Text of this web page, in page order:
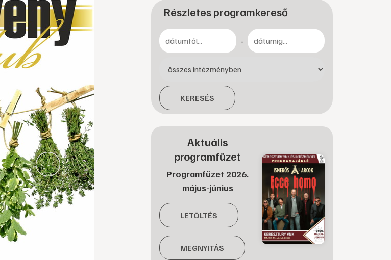
Részletes programkereső
-
KERESÉS
Aktuális
programfüzet
Programfüzet 2026.
május-június
LETÖLTÉS
MEGNYITÁS